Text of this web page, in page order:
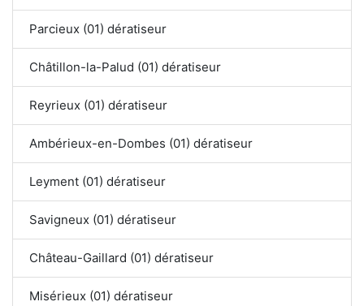
Parcieux (01) dératiseur
Châtillon-la-Palud (01) dératiseur
Reyrieux (01) dératiseur
Ambérieux-en-Dombes (01) dératiseur
Leyment (01) dératiseur
Savigneux (01) dératiseur
Château-Gaillard (01) dératiseur
Misérieux (01) dératiseur